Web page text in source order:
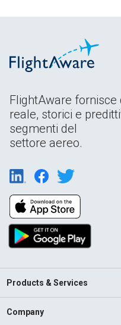
FlightAware
reale, storici e
segmenti del
settore aereo.
Products & Services
Company